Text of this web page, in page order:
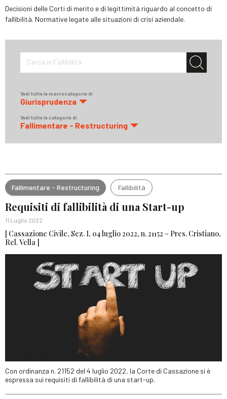
Decisioni delle Corti di merito e di legittimità riguardo al concetto di
fallibilità. Normative legate alle situazioni di crisi aziendale.
Cerca in Fallibilità
Vedi tutte le macrocategorie di
Giurisprudenza
Vedi tutte le categorie di
Fallimentare - Restructuring
Fallimentare - Restructuring Fallibilità
Requisiti di fallibilità di una Start-up
11 Luglio 2022
[ Cassazione Civile, Sez. I, 04 luglio 2022, n. 21152 – Pres. Cristiano,
Rel. Vella ]
Con ordinanza n. 21152 del 4 luglio 2022, la Corte di Cassazione si è
espressa sui requisiti di fallibilità di una start-up.